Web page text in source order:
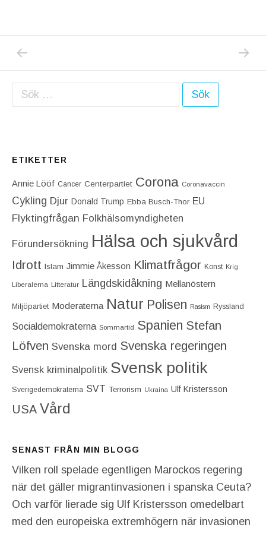
Inläggsnavigering
PREVIOUS POST: BRANDEN I SIERRANEXT
Sök efter:
ETIKETTER
Annie Lööf Cancer Centerpartiet‎ Corona Coronavaccin
Cykling Djur Donald Trump Ebba Busch-Thor EU
Flyktingfrågan Folkhälsomyndigheten
Förundersökning Hälsa och sjukvård
Idrott Islam Jimmie Åkesson Klimatfrågor Konst Krig
Liberalerna Litteratur Längdskidåkning Mellanöstern
Miljöpartiet Moderaterna Natur Polisen Rasism Ryssland
Socialdemokraterna Sommartid Spanien Stefan
Löfven Svenska mord Svenska regeringen
Svensk kriminalpolitik Svensk politik
Sverigedemokraterna SVT Terrorism Ukraina Ulf Kristersson
USA Vård
SENAST FRÅN MIN BLOGG
Vilken roll spelade egentligen Marockos regering
när det gäller migrantinvasionen i spanska Ceuta?
Och varför lierade sig Ulf Kristersson omedelbart
med den europeiska extremhögern när invasionen